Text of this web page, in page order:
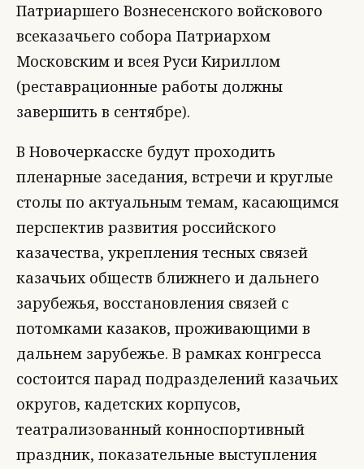
Патриаршего Вознесенского войскового
всеказачьего собора Патриархом
Московским и всея Руси Кириллом
(реставрационные работы должны
завершить в сентябре).
В Новочеркасске будут проходить
пленарные заседания, встречи и круглые
столы по актуальным темам, касающимся
перспектив развития российского
казачества, укрепления тесных связей
казачьих обществ ближнего и дальнего
зарубежья, восстановления связей с
потомками казаков, проживающими в
дальнем зарубежье. В рамках конгресса
состоится парад подразделений казачьих
округов, кадетских корпусов,
театрализованный конноспортивный
праздник, показательные выступления